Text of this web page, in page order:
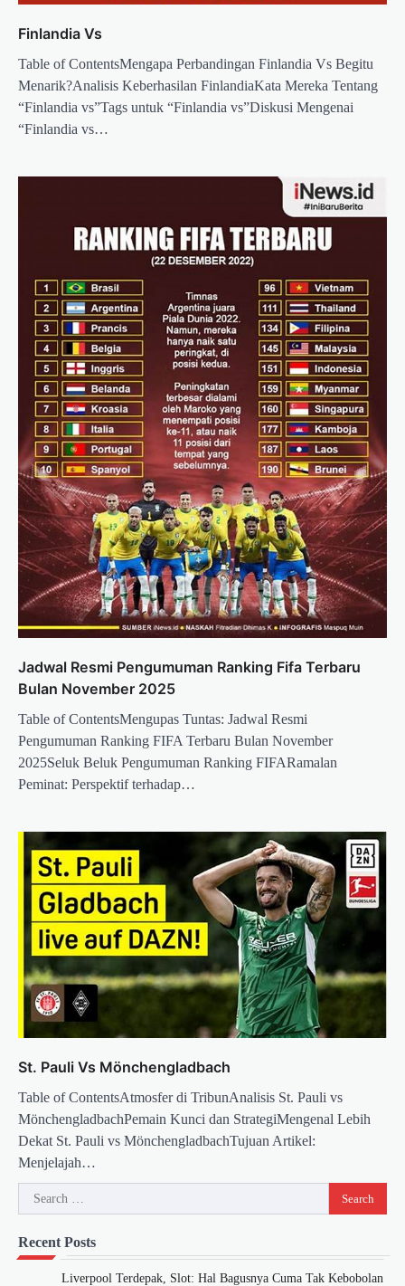
Finlandia Vs
Table of ContentsMengapa Perbandingan Finlandia Vs Begitu
Menarik?Analisis Keberhasilan FinlandiaKata Mereka Tentang
“Finlandia vs”Tags untuk “Finlandia vs”Diskusi Mengenai
“Finlandia vs…
Jadwal Resmi Pengumuman Ranking Fifa Terbaru
Bulan November 2025
Table of ContentsMengupas Tuntas: Jadwal Resmi
Pengumuman Ranking FIFA Terbaru Bulan November
2025Seluk Beluk Pengumuman Ranking FIFARamalan
Peminat: Perspektif terhadap…
St. Pauli Vs Mönchengladbach
Table of ContentsAtmosfer di TribunAnalisis St. Pauli vs
MönchengladbachPemain Kunci dan StrategiMengenal Lebih
Dekat St. Pauli vs MönchengladbachTujuan Artikel:
Menjelajah…
Search
for:
Recent Posts
Liverpool Terdepak, Slot: Hal Bagusnya Cuma Tak Kebobolan